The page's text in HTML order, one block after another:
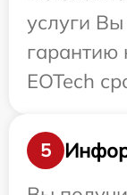
услуги
гарантию
EOTech
5